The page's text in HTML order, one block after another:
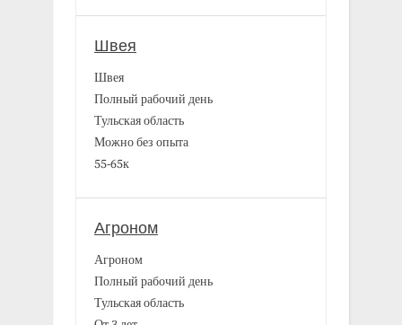
Швея
Швея
Полный рабочий день
Тульская область
Можно без опыта
55-65к
Агроном
Агроном
Полный рабочий день
Тульская область